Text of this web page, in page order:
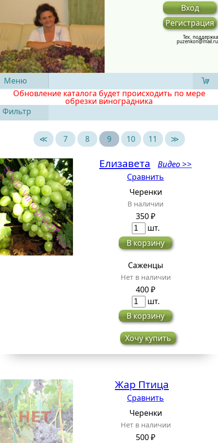
Вход
Регистрация
Тех. поддержка
puzenkon@mail.ru
Меню
Обновление каталога будет происходить по мере
обрезки виноградника
Фильтр
≪ 7 8 9 10 11 ≫
Елизавета Видео >>
Сравнить
Черенки
В наличии
350 ₽
шт.
В корзину
Саженцы
Нет в наличии
400 ₽
шт.
В корзину
Хочу купить
Жар Птица
Сравнить
Черенки
Нет в наличии
500 ₽